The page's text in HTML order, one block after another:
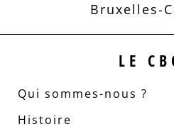
Bruxelles-
LE
Qui sommes-nous ?
Histoire